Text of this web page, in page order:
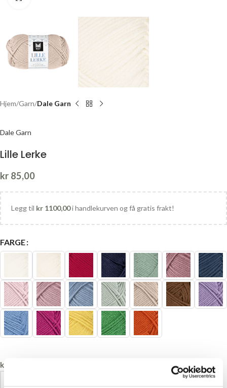
Hjem Garn Dale Garn
Dale Garn
Lille Lerke
kr 85,00
Legg til kr 1100,00i handlekurven og få gratis frakt!
FARGE
kr